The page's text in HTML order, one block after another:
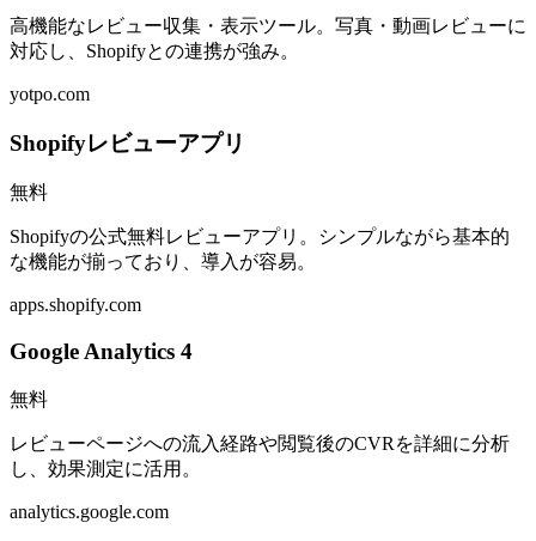
高機能なレビュー収集・表示ツール。写真・動画レビューに
対応し、Shopifyとの連携が強み。
yotpo.com
Shopifyレビューアプリ
無料
Shopifyの公式無料レビューアプリ。シンプルながら基本的
な機能が揃っており、導入が容易。
apps.shopify.com
Google Analytics 4
無料
レビューページへの流入経路や閲覧後のCVRを詳細に分析
し、効果測定に活用。
analytics.google.com